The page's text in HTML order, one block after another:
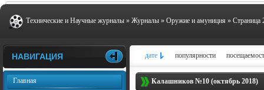
Технические и Научные журналы » Журналы » Оружие и амуниция » Страница
дате популярности
Калашников №10 (октябрь 2018)
НАВИГАЦИЯ
Главная